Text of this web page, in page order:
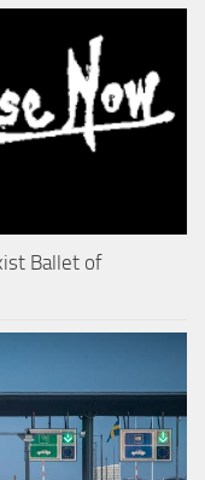
Ballet of